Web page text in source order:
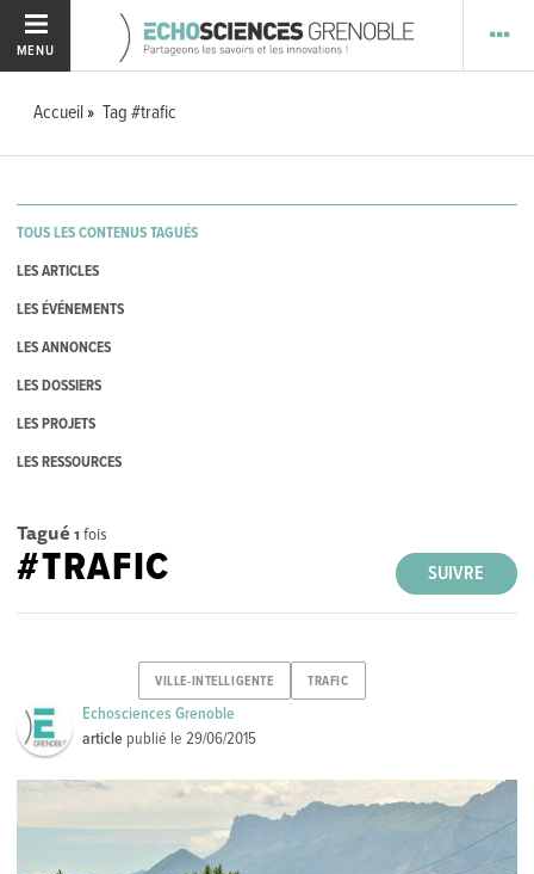
MENU
Accueil Tag #trafic
TOUS LES CONTENUS TAGUÉS
LES ARTICLES
LES ÉVÉNEMENTS
LES ANNONCES
LES DOSSIERS
LES PROJETS
LES RESSOURCES
Tagué 1 fois
SUIVRE
#TRAFIC
VILLE-INTELLIGENTE TRAFIC
Echosciences Grenoble
article publié le29/06/2015